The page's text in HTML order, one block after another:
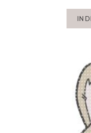
IN